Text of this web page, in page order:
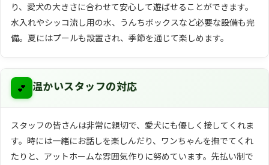
り、愛犬の大きさに合わせて安心して遊ばせることができます。
水入れやシッコ流し用の水、うんちボックスなど必要な設備も完
備。夏にはプールも設置され、季節を通じて楽しめます。
💕 温かいスタッフの対応
スタッフの皆さんは非常に親切で、愛犬にも優しく接してくれま
す。時には一緒にお話しを楽しんだり、ワンちゃんを撫でてくれ
たりと、アットホームな雰囲気作りに努めています。先払い制で